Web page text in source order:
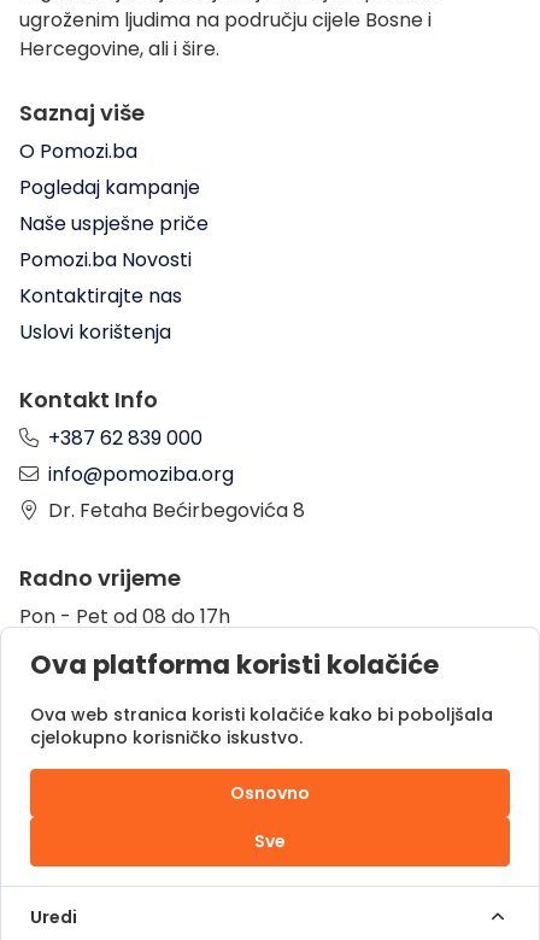
ugroženim ljudima na području cijele Bosne i
Hercegovine, ali i šire.
Saznaj više
O Pomozi.ba
Pogledaj kampanje
Naše uspješne priče
Pomozi.ba Novosti
Kontaktirajte nas
Uslovi korištenja
Kontakt Info
+387 62 839 000
info@pomoziba.org
Dr. Fetaha Bećirbegovića 8
Radno vrijeme
Pon - Pet od 08 do 17h
Sub od 10 do 17h
Nedjelja - neradni dan
Donacije putem
Powered by
Ova platforma koristi kolačiće
Ova web stranica koristi kolačiće kako bi poboljšala
cjelokupno korisničko iskustvo.
Osnovno
Sve
Uredi